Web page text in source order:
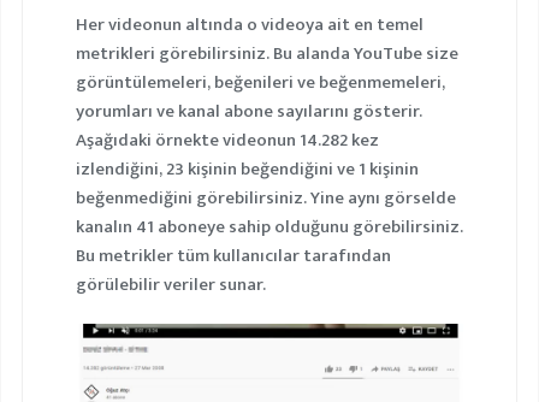
Her videonun altında o videoya ait en temel
metrikleri görebilirsiniz. Bu alanda YouTube size
görüntülemeleri, beğenileri ve beğenmemeleri,
yorumları ve kanal abone sayılarını gösterir.
Aşağıdaki örnekte videonun 14.282 kez
izlendiğini, 23 kişinin beğendiğini ve 1 kişinin
beğenmediğini görebilirsiniz. Yine aynı görselde
kanalın 41 aboneye sahip olduğunu görebilirsiniz.
Bu metrikler tüm kullanıcılar tarafından
görülebilir veriler sunar.